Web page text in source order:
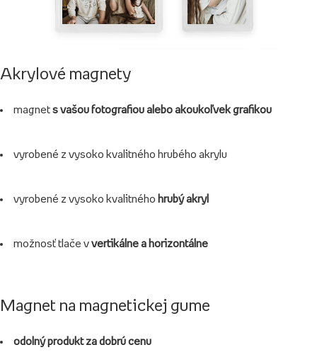
Akrylové magnety
magnets vašou fotografiou alebo akoukoľvek grafikou
vyrobené z vysoko kvalitného hrubého akrylu
vyrobené z vysoko kvalitného hrubý akryl
možnosť tlače vvertikálne a horizontálne
Magnet na magnetickej gume
odolný produkt za dobrú cenu